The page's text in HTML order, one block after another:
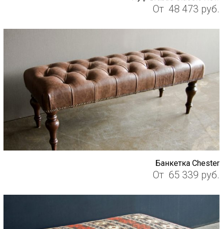
От 48 473 руб.
Банкетка Chester
От 65 339 руб.